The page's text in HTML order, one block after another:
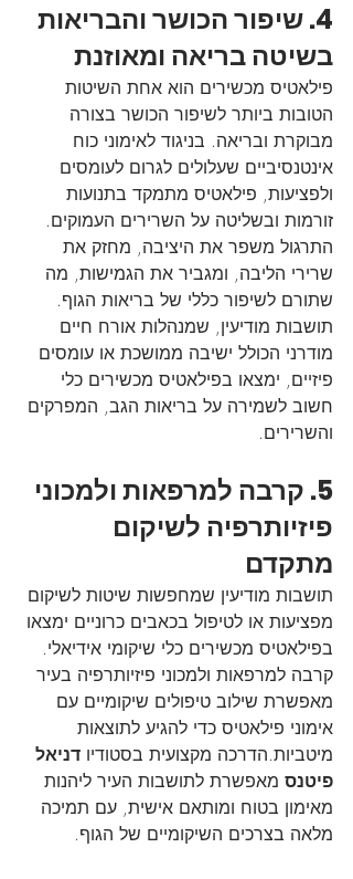
4. שיפור הכושר והבריאות
בשיטה בריאה ומאוזנת
פילאטיס מכשירים הוא אחת השיטות
הטובות ביותר לשיפור הכושר בצורה
מבוקרת ובריאה. בניגוד לאימוני כוח
אינטנסיביים שעלולים לגרום לעומסים
ולפציעות, פילאטיס מתמקד בתנועות
זורמות ובשליטה על השרירים העמוקים.
התרגול משפר את היציבה, מחזק את
שרירי הליבה, ומגביר את הגמישות, מה
שתורם לשיפור כללי של בריאות הגוף.
תושבות מודיעין, שמנהלות אורח חיים
מודרני הכולל ישיבה ממושכת או עומסים
פיזיים, ימצאו בפילאטיס מכשירים כלי
חשוב לשמירה על בריאות הגב, המפרקים
והשרירים.
5. קרבה למרפאות ולמכוני
פיזיותרפיה לשיקום
מתקדם
תושבות מודיעין שמחפשות שיטות לשיקום
מפציעות או לטיפול בכאבים כרוניים ימצאו
בפילאטיס מכשירים כלי שיקומי אידיאלי.
קרבה למרפאות ולמכוני פיזיותרפיה בעיר
מאפשרת שילוב טיפולים שיקומיים עם
אימוני פילאטיס כדי להגיע לתוצאות
מיטביות.הדרכה מקצועית בסטודיו דניאל
פיטנס מאפשרת לתושבות העיר ליהנות
מאימון בטוח ומותאם אישית, עם תמיכה
מלאה בצרכים השיקומיים של הגוף.